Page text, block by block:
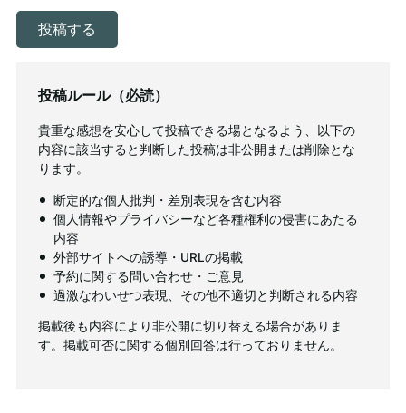
投稿ルール（必読）
貴重な感想を安心して投稿できる場となるよう、以下の
内容に該当すると判断した投稿は非公開または削除とな
ります。
断定的な個人批判・差別表現を含む内容
個人情報やプライバシーなど各種権利の侵害にあたる
内容
外部サイトへの誘導・URLの掲載
予約に関する問い合わせ・ご意見
過激なわいせつ表現、その他不適切と判断される内容
掲載後も内容により非公開に切り替える場合がありま
す。掲載可否に関する個別回答は行っておりません。